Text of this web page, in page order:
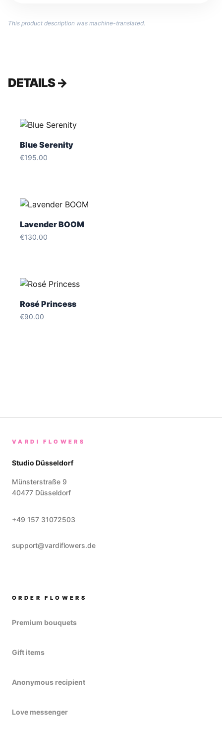
This product description was machine-translated.
DETAILS →
Blue Serenity
€195.00
Lavender BOOM
€130.00
Rosé Princess
€90.00
VARDI FLOWERS
Studio Düsseldorf
Münsterstraße 9
40477 Düsseldorf
+49 157 31072503
support@vardiflowers.de
ORDER FLOWERS
Premium bouquets
Gift items
Anonymous recipient
Love messenger